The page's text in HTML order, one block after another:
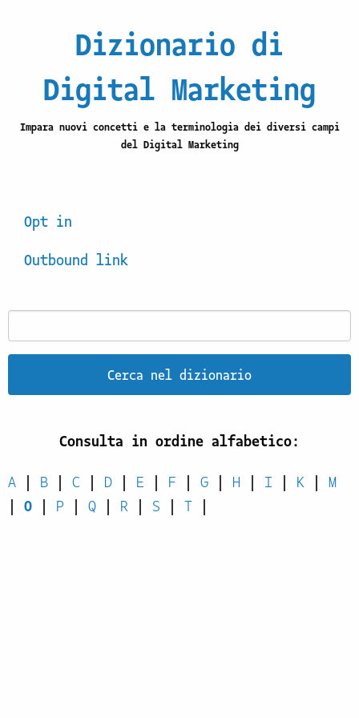
Dizionario di
Digital Marketing
Impara nuovi concetti e la terminologia dei diversi campi
del Digital Marketing
Opt in
Outbound link
Cerca nel dizionario
Consulta in ordine alfabetico:
A | B | C | D | E | F | G | H | I | K | M
| O | P | Q | R | S | T |